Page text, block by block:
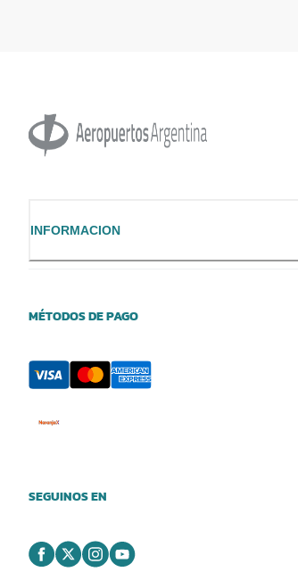
INFORMACION
MÉTODOS DE PAGO
SEGUINOS EN